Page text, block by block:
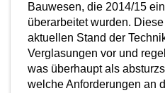
Bauwesen, die 2014/15
überarbeitet wurden.
aktuellen Stand der
Verglasungen vor und
was überhaupt als
welche Anforderungen an